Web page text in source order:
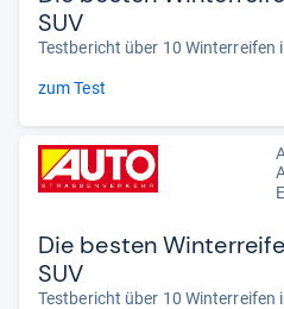
SUV
Testbericht über 10 Winterreifen
zum Test
Die besten
SUV
Testbericht über 10 Winterreifen